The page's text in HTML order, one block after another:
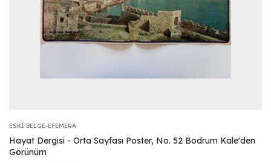
ESKI BELGE-EFEMERA
Hayat Dergisi - Orta Sayfası Poster, No. 52 Bodrum Kale'den
Görünüm